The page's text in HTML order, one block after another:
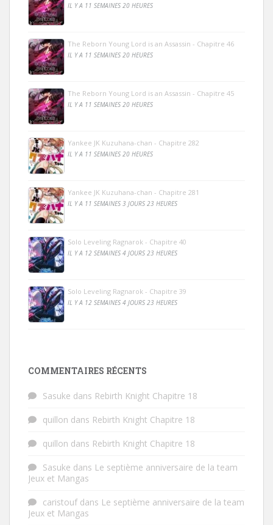
IL Y A 11 SEMAINES 20 HEURES
The Reborn Young Lord is an Assassin - Chapitre 46
IL Y A 11 SEMAINES 20 HEURES
The Reborn Young Lord is an Assassin - Chapitre 45
IL Y A 11 SEMAINES 20 HEURES
Yankee JK Kuzuhana-chan - Chapitre 282
IL Y A 11 SEMAINES 20 HEURES
Yankee JK Kuzuhana-chan - Chapitre 281
IL Y A 11 SEMAINES 3 JOURS 23 HEURES
Solo Leveling Ragnarok - Chapitre 40
IL Y A 12 SEMAINES 4 JOURS 23 HEURES
Solo Leveling Ragnarok - Chapitre 39
IL Y A 12 SEMAINES 4 JOURS 23 HEURES
COMMENTAIRES RÉCENTS
Sasuke dans Rebirth Knight Chapitre 18
quillon dans Rebirth Knight Chapitre 18
quillon dans Rebirth Knight Chapitre 18
Sasuke dans Le septième anniversaire de la team
Jeux et Mangas
caristoufdans Le septième anniversaire de la team
Jeux et Mangas